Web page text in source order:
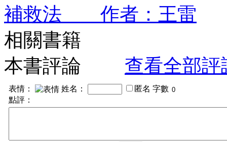
補救法 作者：王雷
相關書籍
本書評論
查看全部評
表情： 姓名： 匿名 字數
點評：